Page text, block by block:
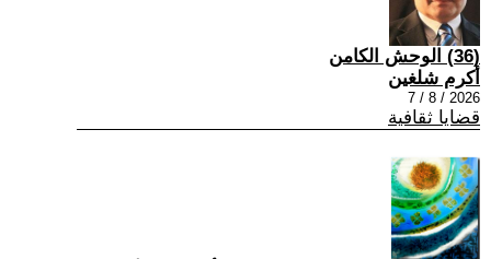
(36) الوحش الكامن
أكرم شلغين
2026 / 8 / 7
قضايا ثقافية